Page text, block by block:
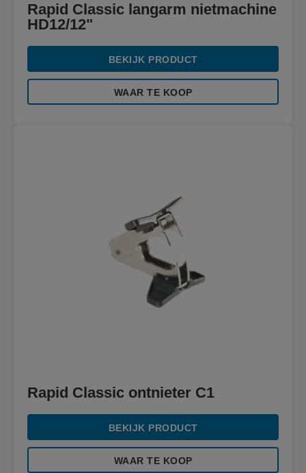
Rapid Classic langarm nietmachine
HD12/12"
BEKIJK PRODUCT
WAAR TE KOOP
Rapid Classic ontnieter C1
BEKIJK PRODUCT
WAAR TE KOOP